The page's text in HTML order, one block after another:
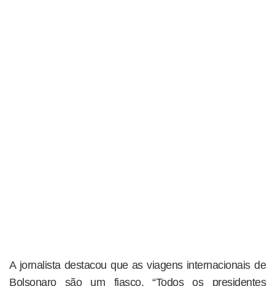
A jornalista destacou que as viagens internacionais de
Bolsonaro são um fiasco. “Todos os presidentes